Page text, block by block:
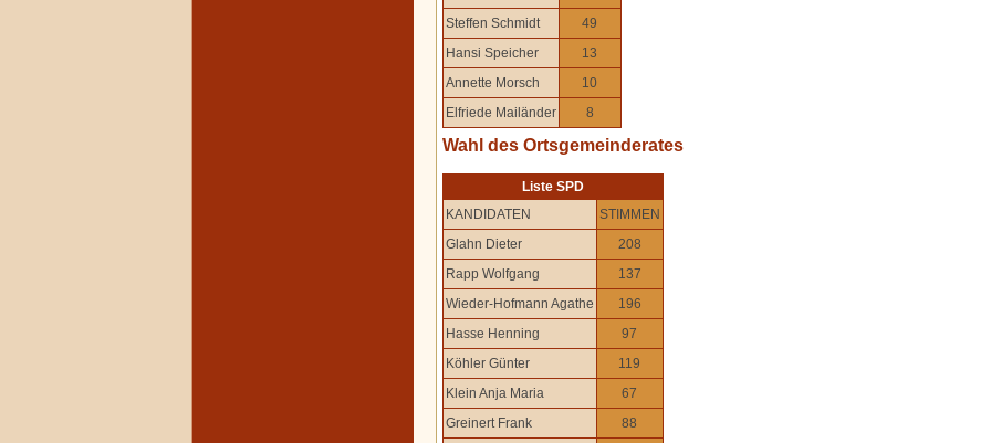
Steffen Schmidt
49
Hansi Speicher
13
Annette Morsch
10
Elfriede Mailänder
8
Wahl des Ortsgemeinderates
Liste SPD
KANDIDATEN
STIMMEN
Glahn Dieter
208
Rapp Wolfgang
137
Wieder-Hofmann Agathe
196
Hasse Henning
97
Köhler Günter
119
Klein Anja Maria
67
Greinert Frank
88